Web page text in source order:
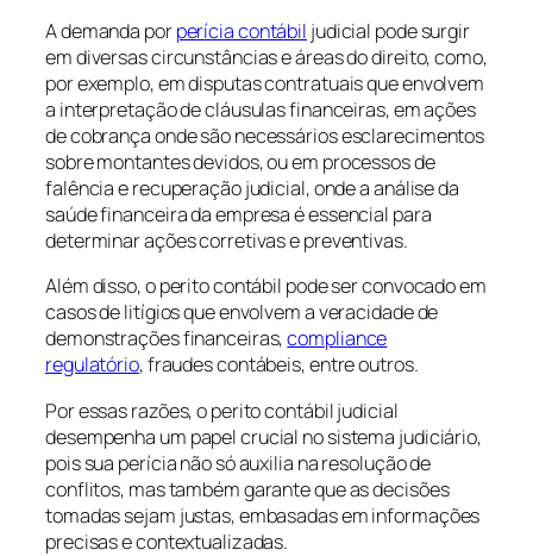
A demanda porperícia contábil judicial pode surgir
em diversas circunstâncias e áreas do direito, como,
por exemplo, em disputas contratuais que envolvem
a interpretação de cláusulas financeiras, em ações
de cobrança onde são necessários esclarecimentos
sobre montantes devidos, ou em processos de
falência e recuperação judicial, onde a análise da
saúde financeira da empresa é essencial para
determinar ações corretivas e preventivas.
Além disso, o perito contábil pode ser convocado em
casos de litígios que envolvem a veracidade de
demonstrações financeiras,compliance
regulatório, fraudes contábeis, entre outros.
Por essas razões, o perito contábil judicial
desempenha um papel crucial no sistema judiciário,
pois sua perícia não só auxilia na resolução de
conflitos, mas também garante que as decisões
tomadas sejam justas, embasadas em informações
precisas e contextualizadas.